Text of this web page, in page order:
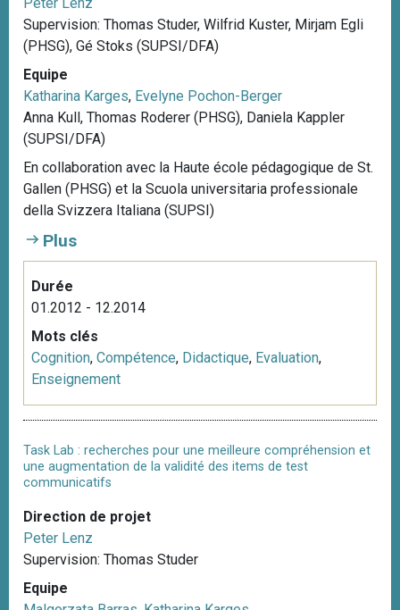
Supervision: Thomas Studer, Wilfrid Kuster, Mirjam Egli
(PHSG), Gé Stoks (SUPSI/DFA)
Equipe
Katharina Karges, Evelyne Pochon-Berger
Anna Kull, Thomas Roderer (PHSG), Daniela Kappler
(SUPSI/DFA)
En collaboration avec la Haute école pédagogique de St.
Gallen (PHSG) et la Scuola universitaria professionale
della Svizzera Italiana (SUPSI)
Plus
Durée
01.2012 - 12.2014
Mots clés
Cognition, Compétence, Didactique, Evaluation,
Enseignement
Task Lab : recherches pour une meilleure compréhension et
une augmentation de la validité des items de test
communicatifs
Direction de projet
Peter Lenz
Supervision: Thomas Studer
Equipe